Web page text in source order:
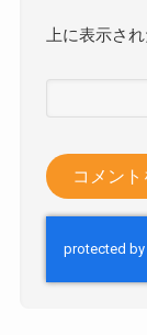
上に表示さ